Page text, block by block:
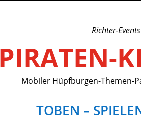
Richter-
PIRATEN-
Mobiler Hüpfburgen-Themen-
TOBEN –